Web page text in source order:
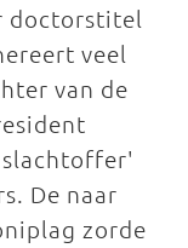
doctorstitel
veel
van de
De naar
zorde